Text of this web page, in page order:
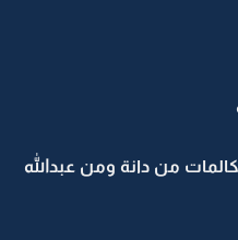
من دانة ومن عبدالله